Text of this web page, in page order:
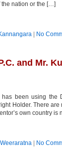
the nation or the […]
No
and Mr.
been using the
Holder. There
own country is
| No